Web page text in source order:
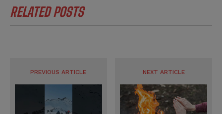
RELATED POSTS
PREVIOUS ARTICLE NEXT ARTICLE